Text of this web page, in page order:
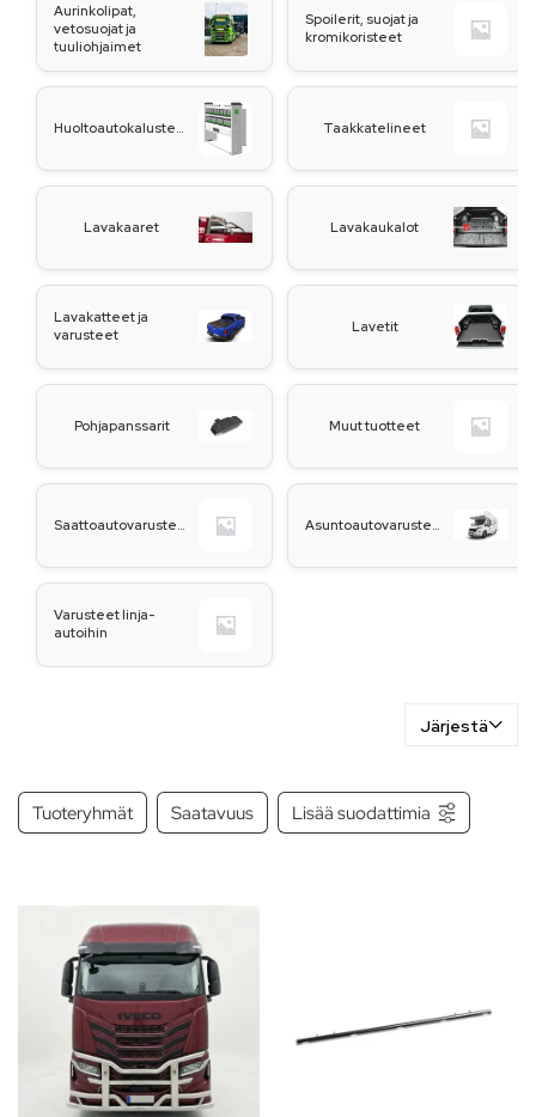
Aurinkolipat,
vetosuojat ja
tuuliohjaimet
Spoilerit, suojat ja
kromikoristeet
Taakkatelineet
Lavakaaret Lavakaukalot
Lavakatteet ja
varusteet
Lavetit
Pohjapanssarit Muut tuotteet
Varusteet linja-
autoihin
Järjestä
Tuoteryhmät Saatavuus Lisää suodattimia